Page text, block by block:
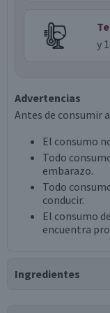
y
Advertencias
Antes de consumir
El consumo
Todo
embarazo.
Todo
conducir.
El consumo
encuentra
Ingredientes